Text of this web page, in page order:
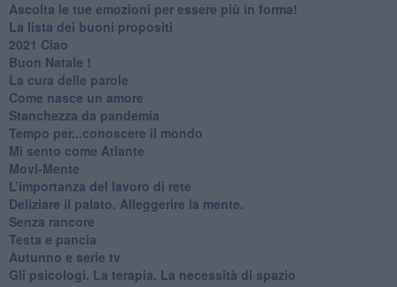
​Ascolta le tue emozioni per essere più in forma!
​La lista dei buoni propositi
2021 Ciao
Buon Natale !
​La cura delle parole
​Come nasce un amore
Stanchezza da pandemia
​Tempo per...conoscere il mondo
​Mi sento come Atlante
​Movi-Mente
​L’importanza del lavoro di rete
​Deliziare il palato. Alleggerire la mente.
​Senza rancore
​Testa e pancia
​Autunno e serie tv
​Gli psicologi. La terapia. La necessità di spazio